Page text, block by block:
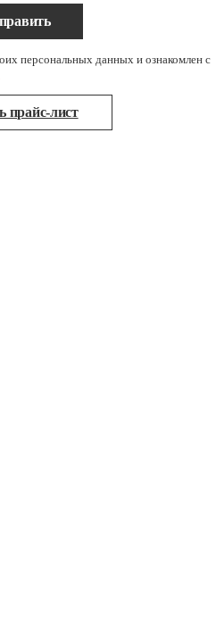
прайс-лист
персональных данных и ознакомлен с